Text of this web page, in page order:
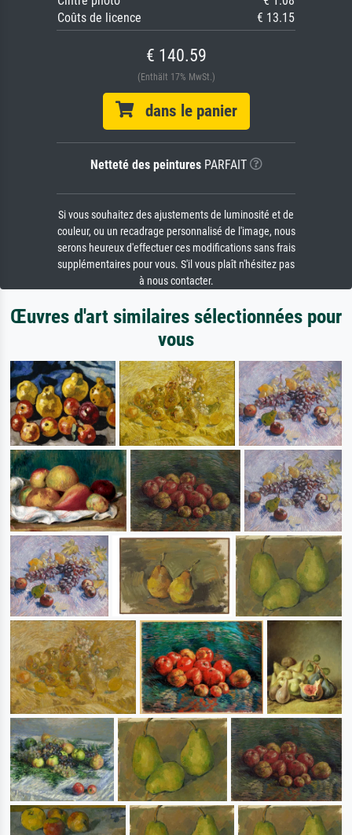
Coûts de licence
€ 13.15
€ 140.59
(Enthält 17% MwSt.)
dans le panier
Netteté des peinturesPARFAIT
Si vous souhaitez des ajustements de luminosité et de
couleur, ou un recadrage personnalisé de l'image, nous
serons heureux d'effectuer ces modifications sans frais
supplémentaires pour vous. S'il vous plaît n'hésitez pas
à nous contacter.
Œuvres d'art similaires sélectionnées pour
vous